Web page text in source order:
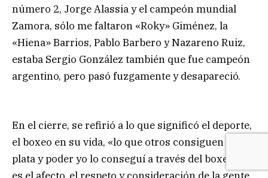
número 2, Jorge Alassia y el campeón mundial
Zamora, sólo me faltaron «Roky» Giménez, la
«Hiena» Barrios, Pablo Barbero y Nazareno Ruiz,
estaba Sergio González también que fue campeón
argentino, pero pasó fuzgamente y desapareció.
En el cierre, se refirió a lo que significó el deporte,
el boxeo en su vida, «lo que otros consiguen con
plata y poder yo lo conseguí a través del boxeo, que